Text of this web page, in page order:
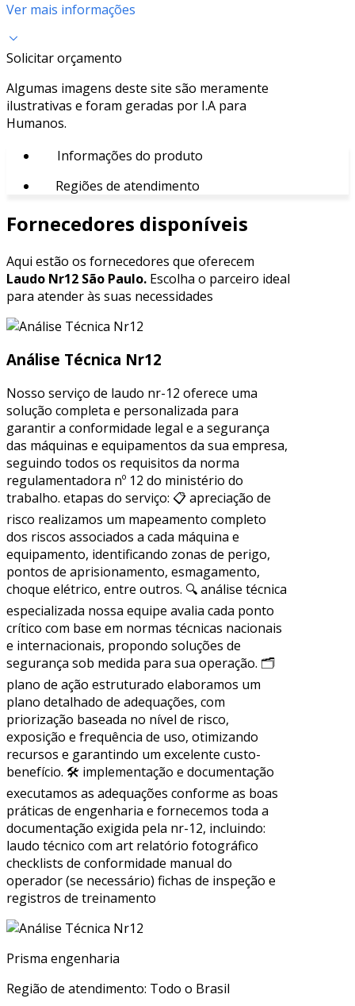
Ver mais informações
Solicitar orçamento
Algumas imagens deste site são meramente
ilustrativas e foram geradas por I.A para
Humanos.
Informações do produto
Regiões de atendimento
Fornecedores disponíveis
Aqui estão os fornecedores que oferecem
Laudo Nr12 São Paulo. Escolha o parceiro ideal
para atender às suas necessidades
Análise Técnica Nr12
Nosso serviço de laudo nr-12 oferece uma
solução completa e personalizada para
garantir a conformidade legal e a segurança
das máquinas e equipamentos da sua empresa,
seguindo todos os requisitos da norma
regulamentadora nº 12 do ministério do
trabalho. etapas do serviço: 📋 apreciação de
risco realizamos um mapeamento completo
dos riscos associados a cada máquina e
equipamento, identificando zonas de perigo,
pontos de aprisionamento, esmagamento,
choque elétrico, entre outros. 🔍 análise técnica
especializada nossa equipe avalia cada ponto
crítico com base em normas técnicas nacionais
e internacionais, propondo soluções de
segurança sob medida para sua operação. 🗂
plano de ação estruturado elaboramos um
plano detalhado de adequações, com
priorização baseada no nível de risco,
exposição e frequência de uso, otimizando
recursos e garantindo um excelente custo-
benefício. 🛠 implementação e documentação
executamos as adequações conforme as boas
práticas de engenharia e fornecemos toda a
documentação exigida pela nr-12, incluindo:
laudo técnico com art relatório fotográfico
checklists de conformidade manual do
operador (se necessário) fichas de inspeção e
registros de treinamento
Prisma engenharia
Região de atendimento: Todo o Brasil